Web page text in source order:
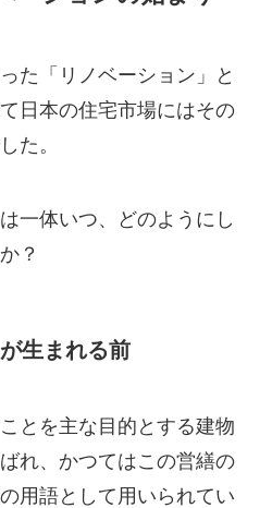
た「リノベーション」と
日本の住宅市場にはその
た。
一体いつ、どのようにし
？
生まれる前
とを主な目的とする建物
れ、かつてはこの営繕の
用語として用いられてい